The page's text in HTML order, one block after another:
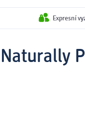
Expresní